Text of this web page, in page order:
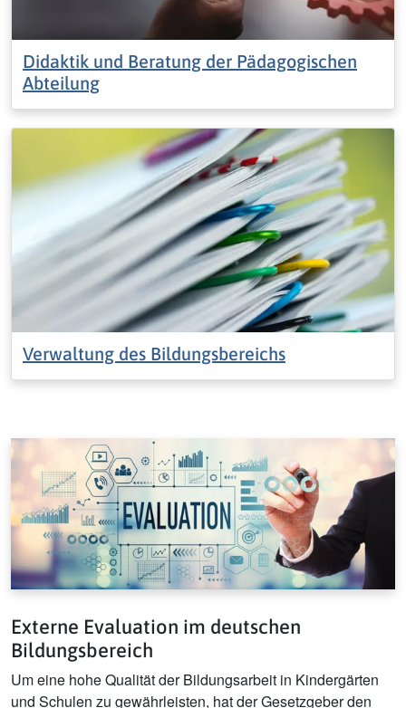
Didaktik und Beratung der Pädagogischen
Abteilung
Verwaltung des Bildungsbereichs
Externe Evaluation im deutschen
Bildungsbereich
Um eine hohe Qualität der Bildungsarbeit in Kindergärten
und Schulen zu gewährleisten, hat der Gesetzgeber den